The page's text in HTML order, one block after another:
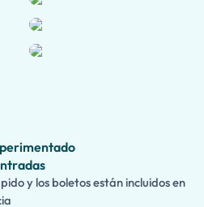
notables del museo, tu guía
con historias cautivadoras
la vida cotidiana, las
arqueológicos.
interactivas y
que la historia sea
exploradores. También
, con rutas
diseñadas para huéspedes
y los boletos están incluidos en